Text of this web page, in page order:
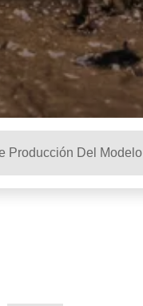
Producción Del Modelo